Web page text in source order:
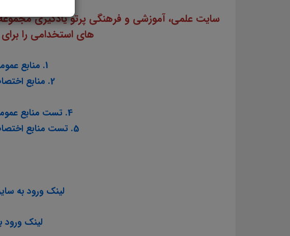
های استخدامی را
1. منابع عمومی استخدامی آموزش و پرورش سال ۱۴۰۳
2. منابع اختصاصی استخدامی آموزش و پرورش سال ۱۴۰۳
4. تست منابع عمومی آزمون استخدامی آموزش و پرورش سال ۱۴۰۳
5. تست منابع اختصاصی آزمون استخدامی آموزش و پرورش سال ۱۴۰۳
لینک ورود به
لینک ورود